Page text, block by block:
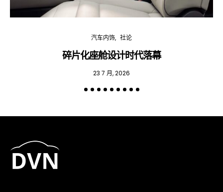
汽车内饰 社论
碎片化座舱设计时代落幕
23 7 月, 2026